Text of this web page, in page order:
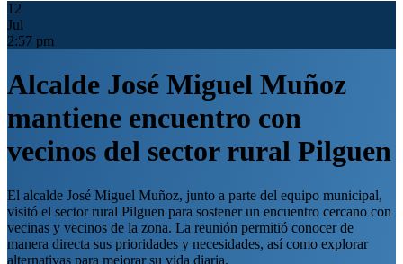
12
Jul
2:57 pm
Alcalde José Miguel Muñoz
mantiene encuentro con
vecinos del sector rural Pilguen
El alcalde José Miguel Muñoz, junto a parte del equipo municipal,
visitó el sector rural Pilguen para sostener un encuentro cercano con
vecinas y vecinos de la zona. La reunión permitió conocer de
manera directa sus prioridades y necesidades, así como explorar
alternativas para mejorar su vida diaria.